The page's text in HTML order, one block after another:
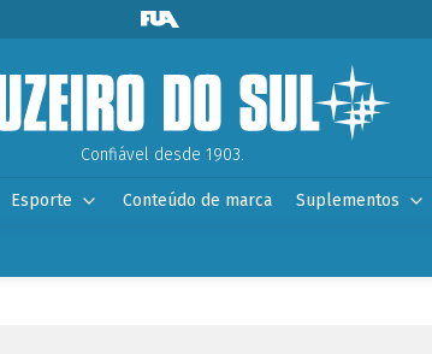
Confiável desde 1903.
Esporte Conteúdo de marca Suplementos